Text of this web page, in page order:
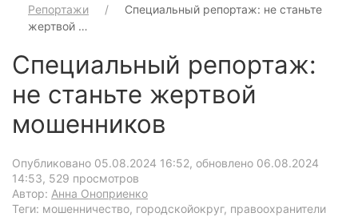
Репортажи
Специальный репортаж: не станьте
жертвой …
Специальный репортаж:
не станьте жертвой
мошенников
Опубликовано 05.08.2024 16:52, обновлено 06.08.2024
14:53, 529 просмотров
Автор: Анна Оноприенко
Теги: мошенничество, городскойокруг, правоохранители